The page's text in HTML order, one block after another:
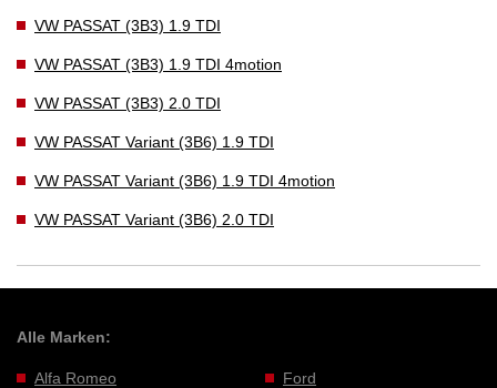
VW PASSAT (3B3) 1.9 TDI
VW PASSAT (3B3) 1.9 TDI 4motion
VW PASSAT (3B3) 2.0 TDI
VW PASSAT Variant (3B6) 1.9 TDI
VW PASSAT Variant (3B6) 1.9 TDI 4motion
VW PASSAT Variant (3B6) 2.0 TDI
Alle Marken:
Alfa Romeo Ford